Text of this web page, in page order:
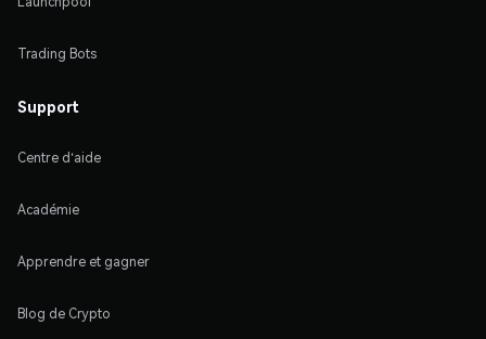
Trading Bots
Support
Centre d'aide
Académie
Apprendre et gagner
Blog de Crypto